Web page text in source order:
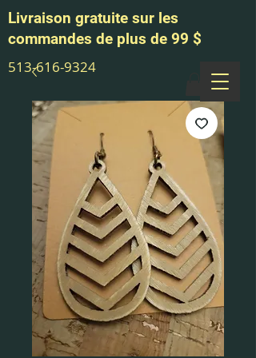
513-616-9324
Livraison gratuite sur les
commandes de plus de 99 $